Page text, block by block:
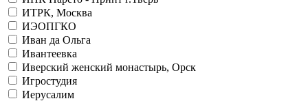
ИТРК, Москва
ИЭОПГКО
Иван да Ольга
Ивантеевка
Иверский женский монастырь, Орск
Игростудия
Иерусалим